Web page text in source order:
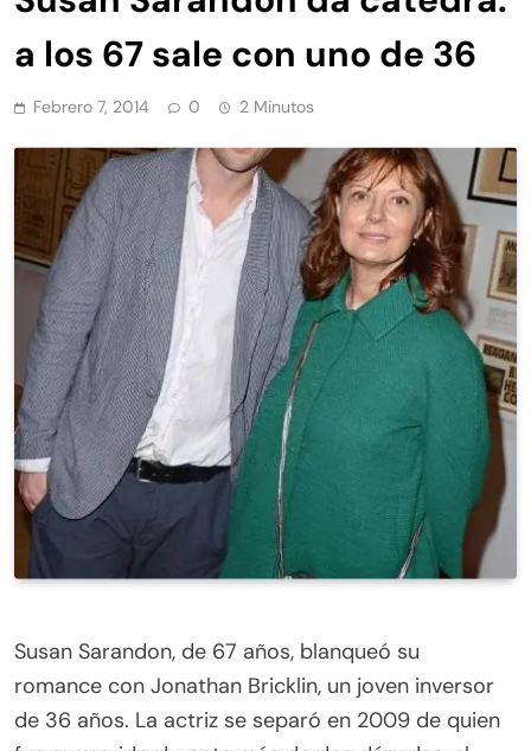
a los 67 sale con uno de 36
Febrero 7, 2014 0 2 Minutos
Susan Sarandon, de 67 años, blanqueó su
romance con Jonathan Bricklin, un joven inversor
de 36 años. La actriz se separó en 2009 de quien